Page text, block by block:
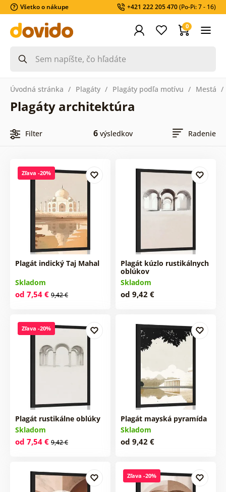
Všetko o nákupe +421 222 205 470(Po-Pi: 7 - 16)
0
Úvodná stránka Plagáty Plagáty podľa motívu Mestá
Plagáty architektúra
Filter 6 výsledkov Radenie
Zľava -20%
Plagát indický Taj Mahal
Skladom
od 7,54 € 9,42 €
Plagát kúzlo rustikálnych
oblúkov
Skladom
od 9,42 €
Zľava -20%
Plagát rustikálne oblúky
Skladom
od 7,54 € 9,42 €
Plagát mayská pyramída
Skladom
od 9,42 €
Zľava -20%